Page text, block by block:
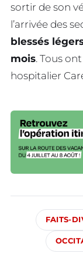
sortir de son
l’arrivée des
blessés
mois. Tous
hospitalier
FAITS-